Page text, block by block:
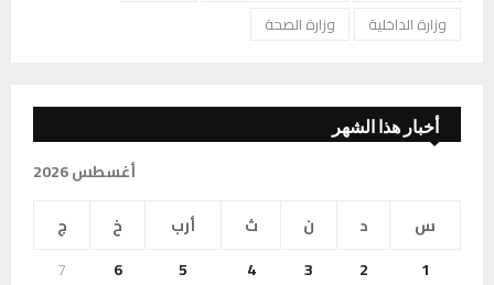
وزارة الداخلية
وزارة الصحة
أخبار هذا الشهر
أغسطس 2026
س
د ن ث أرب خ
ج
1
2
3
4
5
6
7